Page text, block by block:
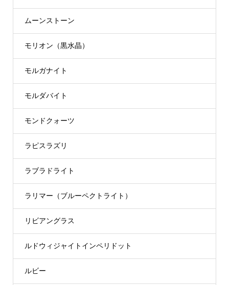
ムーンストーン
モリオン（黒水晶）
モルガナイト
モルダバイト
モンドクォーツ
ラピスラズリ
ラブラドライト
ラリマー（ブルーペクトライト）
リビアングラス
ルドウィジャイトインペリドット
ルビー